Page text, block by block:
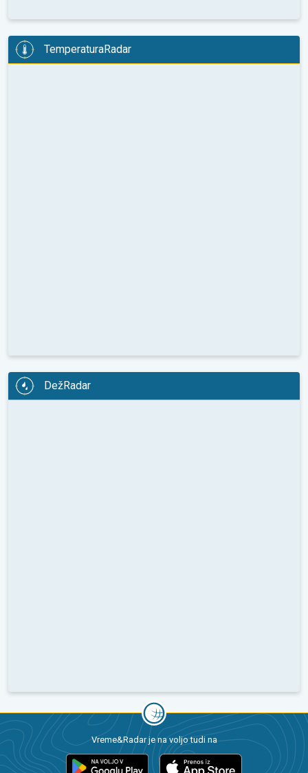
TemperaturaRadar
DežRadar
Vreme&Radar je na voljo tudi na